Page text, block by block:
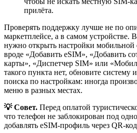
прилёта.
Проверять поддержку лучше не по
маркетплейсе, а в самом устройстве.
нужно открыть настройки мобильной
вроде «Добавить eSIM», «Добавить
карты», «Диспетчер SIM» или
такого пункта нет, обновите систему
поиска по настройкам: иногда
меню в разных местах.
💡 Совет. Перед оплатой
что телефон не заблокирован под
добавлять eSIM-профиль через QR-